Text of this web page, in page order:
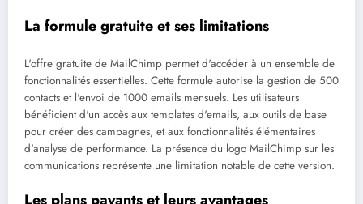
La formule gratuite et ses limitations
L'offre gratuite de MailChimp permet d'accéder à un ensemble de
fonctionnalités essentielles. Cette formule autorise la gestion de 500
contacts et l'envoi de 1000 emails mensuels. Les utilisateurs
bénéficient d'un accès aux templates d'emails, aux outils de base
pour créer des campagnes, et aux fonctionnalités élémentaires
d'analyse de performance. La présence du logo MailChimp sur les
communications représente une limitation notable de cette version.